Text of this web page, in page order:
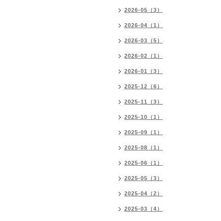
2026-05（3）
2026-04（1）
2026-03（5）
2026-02（1）
2026-01（3）
2025-12（6）
2025-11（3）
2025-10（1）
2025-09（1）
2025-08（1）
2025-06（1）
2025-05（3）
2025-04（2）
2025-03（4）